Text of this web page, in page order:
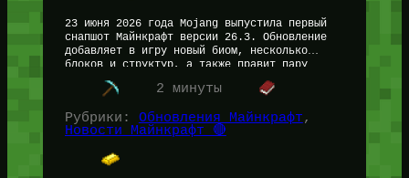
23 июня 2026 года Mojang выпустила первый
снапшот Майнкрафт версии 26.3. Обновление
добавляет в игру новый биом, несколько
блоков и структур, а также правит пару
старых механик. Короче, есть о…
2 минуты
Рубрики: Обновления Майнкрафт
Новости Майнкрафт 🔴